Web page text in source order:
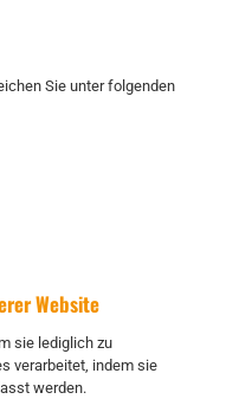
Sie unter folgenden
Website
sie lediglich zu
verarbeitet, indem sie
werden.